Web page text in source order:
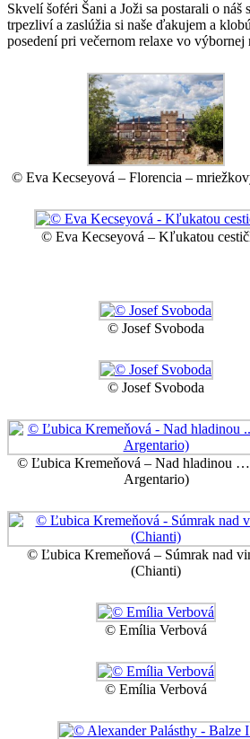
Skvelí šoféri Šani a Joži sa postarali o
trpezliví a zaslúžia si naše ďakujem a
posedení pri večernom relaxe vo výbornej
© Eva Kecseyová – Florencia –
© Eva Kecseyová – Kľukatou
© Josef Svoboda
© Josef Svoboda
© Ľubica Kremeňová – Nad hladinou
Argentario)
© Ľubica Kremeňová – Súmrak nad
(Chianti)
© Emília Verbová
© Emília Verbová